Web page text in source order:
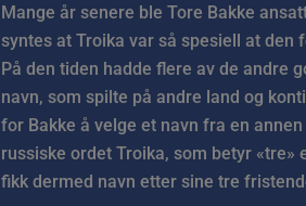
Mange år senere ble Tore Bakke
syntes at Troika var så spesiell at den
På den tiden hadde flere av de andre
navn, som spilte på andre land og
for Bakke å velge et navn fra en
russiske ordet Troika, som betyr «tre»
fikk dermed navn etter sine tre